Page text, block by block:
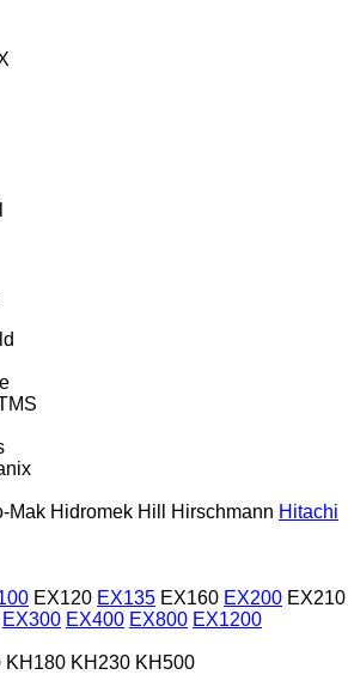
Mak Hidromek Hill Hirschmann Hitachi
EX120 EX135 EX160 EX200 EX210
EX300 EX400 EX800 EX1200
KH180 KH230 KH500